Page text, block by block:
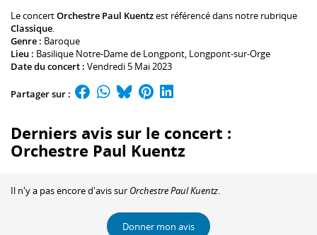
Le concertOrchestre Paul Kuentzest référencé dans notre rubrique
Classique.
Genre : Baroque
Lieu : Basilique Notre-Dame de Longpont, Longpont-sur-Orge
Date du concert : Vendredi 5 Mai 2023
Partager sur :
Derniers avis sur le concert :
Orchestre Paul Kuentz
Il n'y a pas encore d'avis sur Orchestre Paul Kuentz.
Donner mon avis